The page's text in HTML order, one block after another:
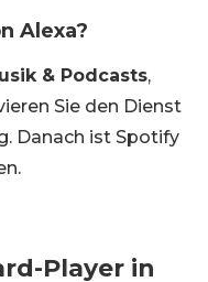
Alexa?
& Podcasts,
Sie den Dienst
Danach ist Spotify
Player in